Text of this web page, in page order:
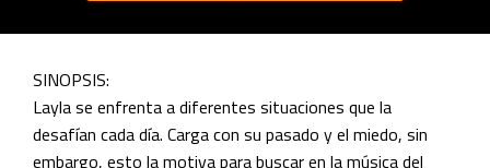
SINOPSIS:
Layla se enfrenta a diferentes situaciones que la
desafían cada día. Carga con su pasado y el miedo, sin
embargo, esto la motiva para buscar en la música del